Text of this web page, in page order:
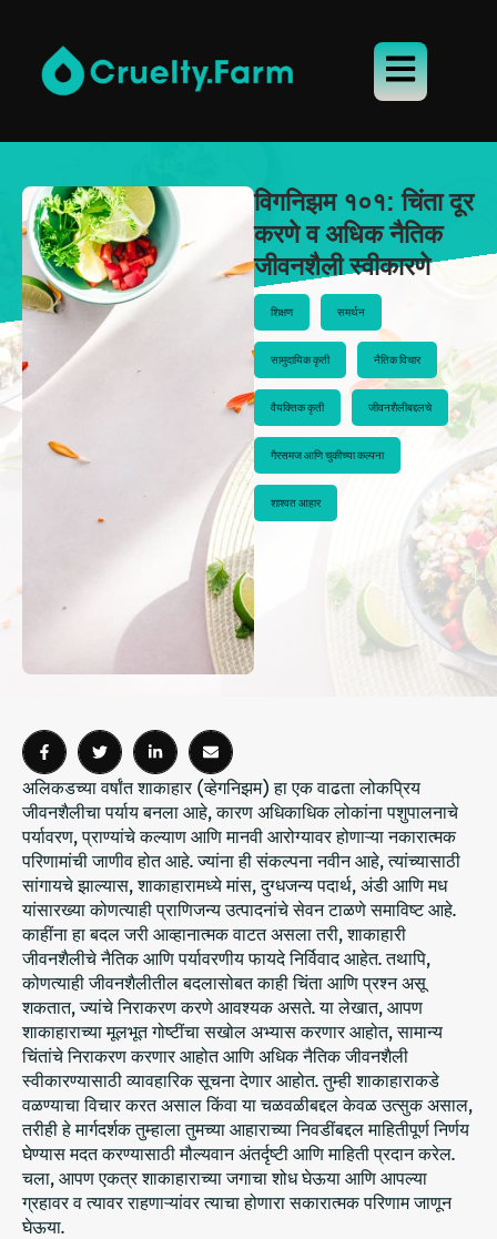
विगनिझम १०१: चिंता दूर
करणे व अधिक नैतिक
जीवनशैली स्वीकारणे
शिक्षण समर्थन
सामुदायिक कृती नैतिक विचार
वैयक्तिक कृती जीवनशैलीबद्दलचे
गैरसमज आणि चुकीच्या कल्पना
शाश्वत आहार
अलिकडच्या वर्षांत शाकाहार (व्हेगनिझम) हा एक वाढता लोकप्रिय
जीवनशैलीचा पर्याय बनला आहे, कारण अधिकाधिक लोकांना पशुपालनाचे
पर्यावरण, प्राण्यांचे कल्याण आणि मानवी आरोग्यावर होणाऱ्या नकारात्मक
परिणामांची जाणीव होत आहे. ज्यांना ही संकल्पना नवीन आहे, त्यांच्यासाठी
सांगायचे झाल्यास, शाकाहारामध्ये मांस, दुग्धजन्य पदार्थ, अंडी आणि मध
यांसारख्या कोणत्याही प्राणिजन्य उत्पादनांचे सेवन टाळणे समाविष्ट आहे.
काहींना हा बदल जरी आव्हानात्मक वाटत असला तरी, शाकाहारी
जीवनशैलीचे नैतिक आणि पर्यावरणीय फायदे निर्विवाद आहेत. तथापि,
कोणत्याही जीवनशैलीतील बदलासोबत काही चिंता आणि प्रश्न असू
शकतात, ज्यांचे निराकरण करणे आवश्यक असते. या लेखात, आपण
शाकाहाराच्या मूलभूत गोष्टींचा सखोल अभ्यास करणार आहोत, सामान्य
चिंतांचे निराकरण करणार आहोत आणि अधिक नैतिक जीवनशैली
स्वीकारण्यासाठी व्यावहारिक सूचना देणार आहोत. तुम्ही शाकाहाराकडे
वळण्याचा विचार करत असाल किंवा या चळवळीबद्दल केवळ उत्सुक असाल,
तरीही हे मार्गदर्शक तुम्हाला तुमच्या आहाराच्या निवडींबद्दल माहितीपूर्ण निर्णय
घेण्यास मदत करण्यासाठी मौल्यवान अंतर्दृष्टी आणि माहिती प्रदान करेल.
चला, आपण एकत्र शाकाहाराच्या जगाचा शोध घेऊया आणि आपल्या
ग्रहावर व त्यावर राहणाऱ्यांवर त्याचा होणारा सकारात्मक परिणाम जाणून
घेऊया.